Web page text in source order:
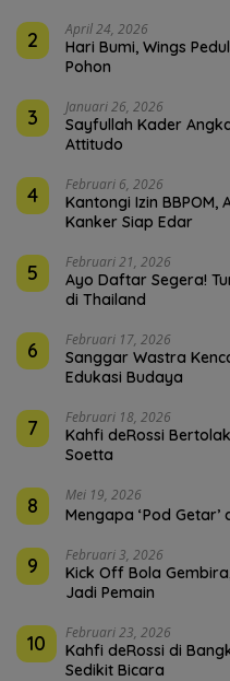
2 April 24, 2026
Hari Bumi, Wings
Pohon
3 Januari 26, 2026
Sayfullah Kader
Attitudo
4 Februari 6, 2026
Kantongi Izin
Kanker Siap Edar
5 Februari 21, 2026
Ayo Daftar Segera!
di Thailand
6 Februari 17, 2026
Sanggar Wastra
Edukasi Budaya
7 Februari 18, 2026
Kahfi deRossi
Soetta
8 Mei 19, 2026
Mengapa ‘Pod
9 Februari 3, 2026
Kick Off Bola
Jadi Pemain
10 Februari 23, 2026
Kahfi deRossi di
Sedikit Bicara